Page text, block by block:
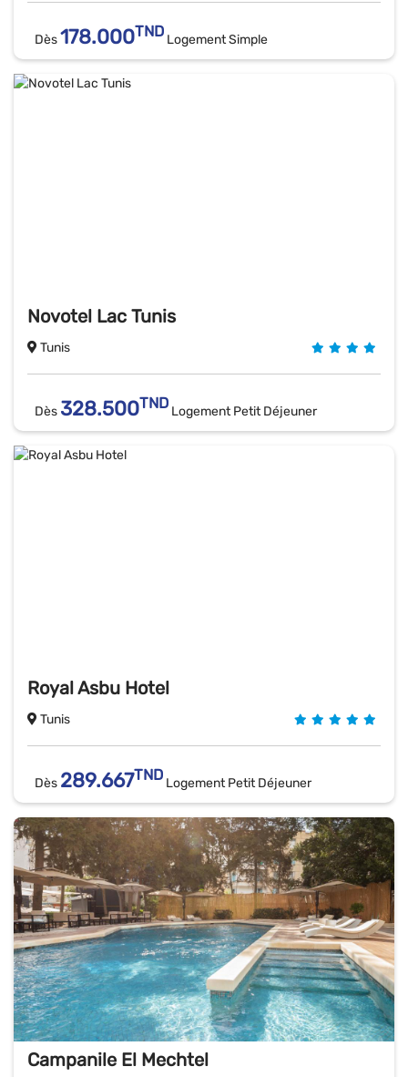
Dès178.000TND Logement Simple
Novotel Lac Tunis
Tunis
Dès 328.500TND Logement Petit Déjeuner
Royal Asbu Hotel
Tunis
Dès 289.667TND Logement Petit Déjeuner
Campanile El Mechtel